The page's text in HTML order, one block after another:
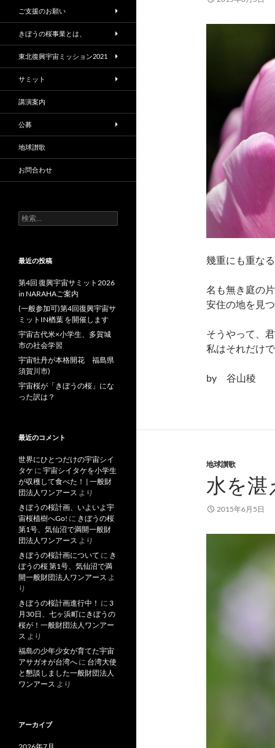
幾重にも重な
名も無き庭の
安住の地を見
そうやって、
私はそれだけ
by 谷山稜
地球讃歌
水を湛
2015年6月5日
ご支援のお願い
きぼうの桜事業とは、
東北復興宇宙ミッション2021
サミット
講演案内
公募
地球讃歌
お問合わせ
検
索:
最近の投稿
第4回 復興宇宙サミット2026
in NARAHAご案内
(一般参加可)第4回復興宇宙サ
ミットIN楢葉 を開催します
宇宙古代米×小学生、多賀城
市の社会学習
宇宙牡丹が本格開花 福島県
須賀川市)
宇宙桜が「きぼうの桜」にな
った訳は？
最近のコメント
世界にひとつだけの宇宙シイ
タケ に 宇宙シイタケを小学生
が収穫して食べた！ | 一般財
団法人ワンアース より
きぼうの桜計画、いよいよ宇
宙桜植樹へGo! に きぼうの桜
第1号、気仙沼で満開一般財
団法人ワンアース より
きぼうの桜計画について に き
ぼうの桜 第1号、気仙沼で満
開一般財団法人ワンアース よ
り
きぼうの桜計画進行中！ に 3
月30日、七ヶ浜町にきぼうの
桜が！一般財団法人ワンアー
ス より
福島の少年少女が育てた宇宙
アサガオが台湾へ に 台湾大使
と懇談しました一般財団法人
ワンアース より
アーカイブ